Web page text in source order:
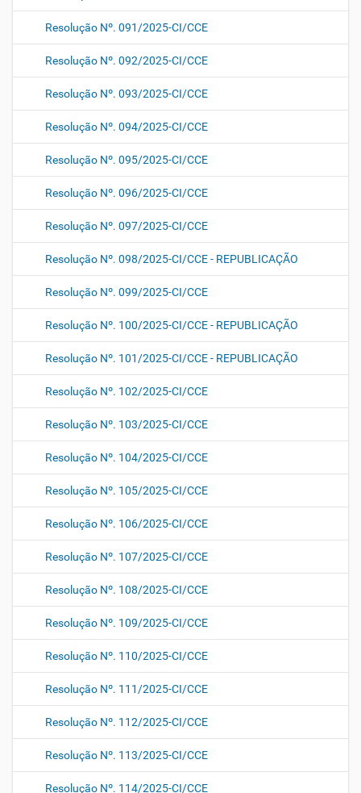
Resolução Nº. 091/2025-CI/CCE
Resolução Nº. 092/2025-CI/CCE
Resolução Nº. 093/2025-CI/CCE
Resolução Nº. 094/2025-CI/CCE
Resolução Nº. 095/2025-CI/CCE
Resolução Nº. 096/2025-CI/CCE
Resolução Nº. 097/2025-CI/CCE
Resolução Nº. 098/2025-CI/CCE - REPUBLICAÇÃO
Resolução Nº. 099/2025-CI/CCE
Resolução Nº. 100/2025-CI/CCE - REPUBLICAÇÃO
Resolução Nº. 101/2025-CI/CCE - REPUBLICAÇÃO
Resolução Nº. 102/2025-CI/CCE
Resolução Nº. 103/2025-CI/CCE
Resolução Nº. 104/2025-CI/CCE
Resolução Nº. 105/2025-CI/CCE
Resolução Nº. 106/2025-CI/CCE
Resolução Nº. 107/2025-CI/CCE
Resolução Nº. 108/2025-CI/CCE
Resolução Nº. 109/2025-CI/CCE
Resolução Nº. 110/2025-CI/CCE
Resolução Nº. 111/2025-CI/CCE
Resolução Nº. 112/2025-CI/CCE
Resolução Nº. 113/2025-CI/CCE
Resolução Nº. 114/2025-CI/CCE